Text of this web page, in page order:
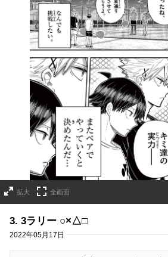
拡大 全画面
3. 3ラリー ○×△□
2022年05月17日